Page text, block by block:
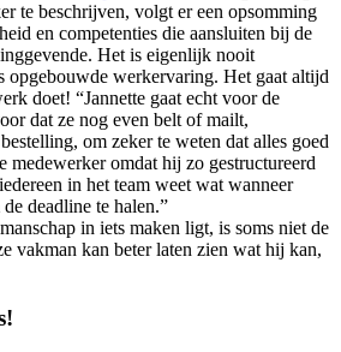
te beschrijven, volgt er een opsomming
en competenties die aansluiten bij de
Het is eigenlijk nooit
opgebouwde werkervaring. Het gaat altijd
doet! “Jannette gaat echt voor de
dat ze nog even belt of mailt,
om zeker te weten dat alles goed
medewerker omdat hij zo gestructureerd
in het team weet wat wanneer
deadline te halen.”
in iets maken ligt, is soms niet de
vakman kan beter laten zien wat hij kan,